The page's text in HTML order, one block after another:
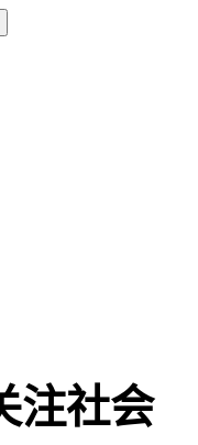
注社会